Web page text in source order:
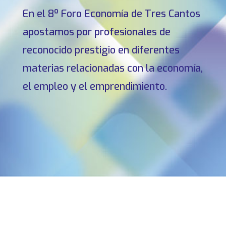
En el 8º Foro Economía de Tres Cantos
apostamos por profesionales de
reconocido prestigio en diferentes
materias relacionadas con la economía,
el empleo y el emprendimiento.